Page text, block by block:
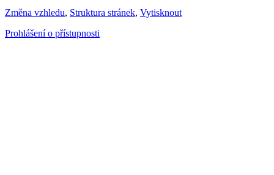
Změna vzhledu, Struktura stránek, Vytisknout
Prohlášení o přístupnosti